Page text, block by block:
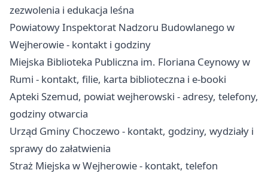
zezwolenia i edukacja leśna
Powiatowy Inspektorat Nadzoru Budowlanego w
Wejherowie - kontakt i godziny
Miejska Biblioteka Publiczna im. Floriana Ceynowy w
Rumi - kontakt, filie, karta biblioteczna i e-booki
Apteki Szemud, powiat wejherowski - adresy, telefony,
godziny otwarcia
Urząd Gminy Choczewo - kontakt, godziny, wydziały i
sprawy do załatwienia
Straż Miejska w Wejherowie - kontakt, telefon